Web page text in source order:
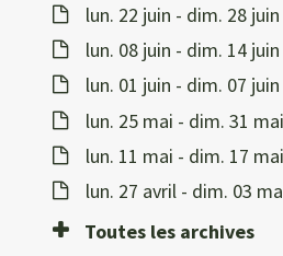
lun. 22 juin - dim. 28 juin
lun. 08 juin - dim. 14 juin
lun. 01 juin - dim. 07 juin
lun. 25 mai - dim. 31 mai
lun. 11 mai - dim. 17 mai
lun. 27 avril - dim. 03
Toutes les archives